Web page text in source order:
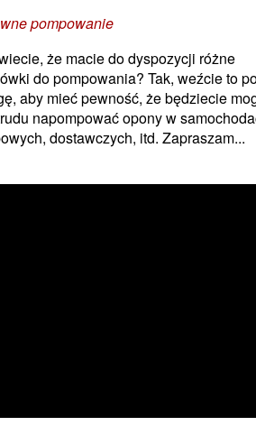
pompowanie
że macie do dyspozycji różne
do pompowania? Tak, weźcie to
aby mieć pewność, że będziecie
napompować opony w
dostawczych, itd. Zapraszam...